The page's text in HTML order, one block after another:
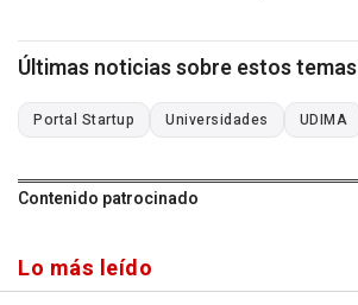
Últimas noticias sobre estos temas
Portal Startup Universidades UDIMA
Contenido patrocinado
Lo más leído